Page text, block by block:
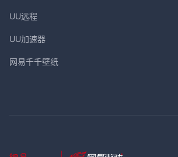
UU远程
UU加速器
网易千千壁纸